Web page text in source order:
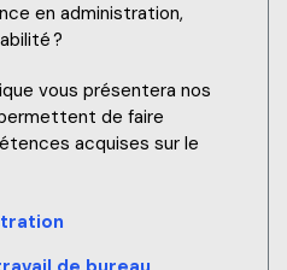
en administration,
?
vous présentera nos
de faire
acquises sur le